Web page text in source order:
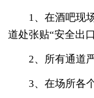
1、在酒吧现场
道处张贴“安全出
2、所有通道严
3、在场所各个